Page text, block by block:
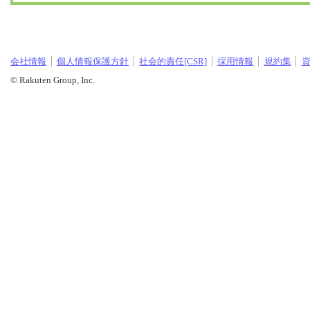
会社情報 個人情報保護方針 社会的責任[CSR] 採用情報 規約集
© Rakuten Group, Inc.